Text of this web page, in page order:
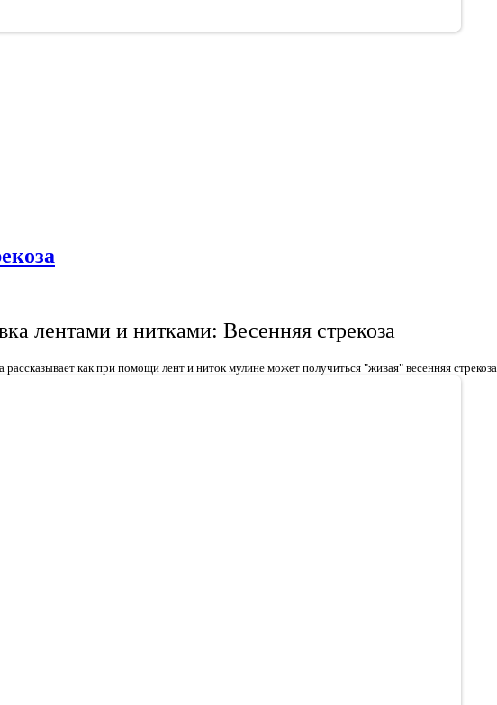
лентами и нитками: Весенняя стрекоза
как при помощи лент и ниток мулине может получиться "живая" весенняя стрекоза